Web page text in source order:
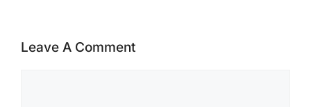
Leave A Comment